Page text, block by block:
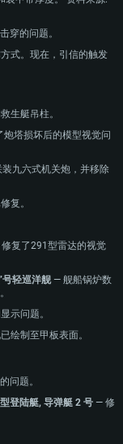
穿的问题。
式。现在，引信的触发
生艇吊柱。
塔损坏后的模型视觉问
九六式机关炮，并移除
复。
复了291型雷达的视觉
号轻巡洋舰— 舰船锅炉数
示问题。
绘制至甲板表面。
问题。
登陆艇, 导弹艇 2 号 — 修